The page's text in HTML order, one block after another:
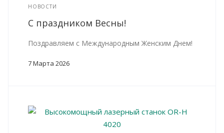
НОВОСТИ
С праздником Весны!
Поздравляем с Международным Женским Днем!
7 Марта 2026